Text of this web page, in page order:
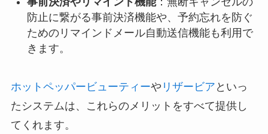
防止に繋がる事前決済機能や、予約忘れを防ぐ
ためのリマインドメール自動送信機能も利用で
きます。
ホットペッパービューティーや リザービア といっ
たシステムは、これらのメリットをすべて提供し
てくれます。